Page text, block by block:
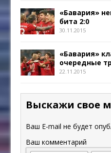
«Бавария»
бита 2:0
30.11.2015
«Бавария»
очередные
22.11.2015
Выскажи свое
Ваш E-mail не будет
Ваш комментарий